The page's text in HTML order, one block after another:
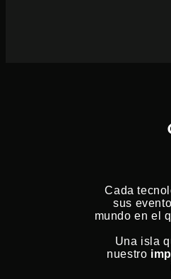
Cada
sus
mundo en el
Una isla
nuestro